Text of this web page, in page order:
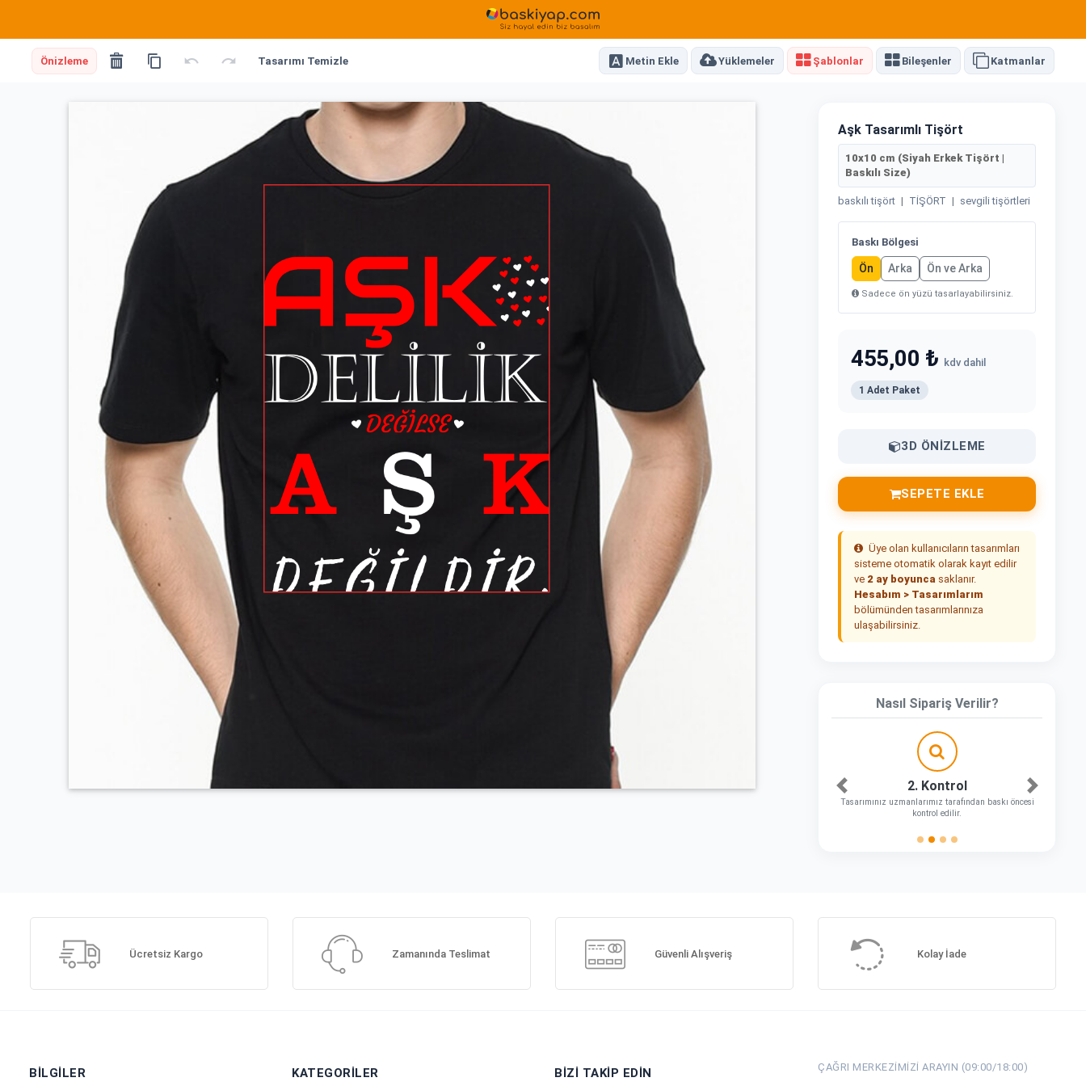
Önizleme Tasarımı Temizle Metin Ekle Yüklemeler Şablonlar Bileşenler Katmanlar
Aşk Tasarımlı Tişört
10x10 cm (Siyah Erkek Tişört |
Baskılı Size)
baskılı tişört | TİŞÖRT | sevgili tişörtleri
Baskı Bölgesi
Ön Arka Ön ve Arka
Sadece ön yüzü tasarlayabilirsiniz.
455,00 ₺ kdv dahil
1 Adet Paket
3D ÖNIZLEME
SEPETE EKLE
Üye olan kullanıcıların tasarımları
sisteme otomatik olarak kayıt edilir
ve 2 ay boyunca saklanır.
Hesabım > Tasarımlarım
bölümünden tasarımlarınıza
ulaşabilirsiniz.
Nasıl Sipariş Verilir?
2. Kontrol
Tasarımınız uzmanlarımız tarafından baskı öncesi
kontrol edilir.
Önceki Sonraki
Ücretsiz Kargo Zamanında Teslimat Güvenli Alışveriş Kolay İade
BILGILER KATEGORILER BIZI TAKIP EDIN ÇAĞRI MERKEZIMIZI ARAYIN (09:00/18:00)